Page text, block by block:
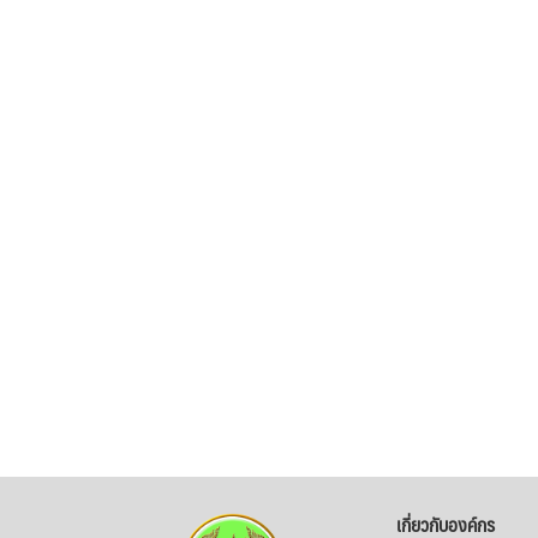
เกี่ยวกับองค์กร